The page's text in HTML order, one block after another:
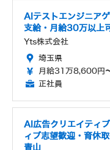
AIテストエンジニア
支給・月給30万以上
Yts株式会社
埼玉県
月給31万8,600円
正社員
AI広告クリエイティ
ィブ志望歓迎・育休
青山